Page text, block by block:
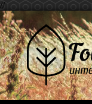
//